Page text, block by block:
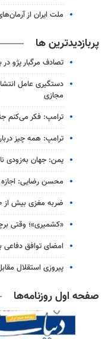
ملت ایران از
پربازدیدترین ها
تصادف مرگبار پژو در
دستگیری عامل
مجازی
ترامپ: فکر می‌کنم
ترامپ: همه چیز
یمن: جهان به‌زودی
محسن رضایی: اجازه
ضربه مغزی بیش از ۷۰۰ نظامی آمریکایی در حملات ایران
«کشمیری»؛ وقتی
امضای توافق دفاعی
پیروزی استقلال
صفحه اول روزنامه‌ها